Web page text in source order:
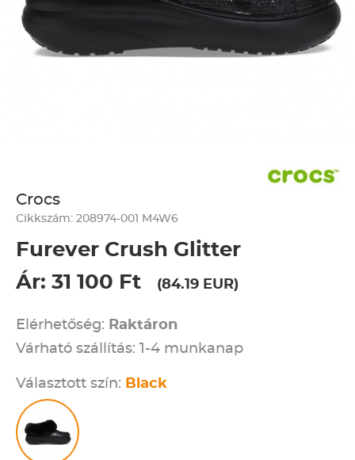
Crocs
Cikkszám: 208974-001 M4W6
Furever Crush Glitter
Ár: 31 100 Ft
(84.19 EUR)
Elérhetőség: Raktáron
Várható szállítás: 1-4 munkanap
Választott szín: Black